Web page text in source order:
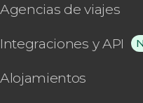
Agencias de viajes
Integraciones y API
Alojamientos